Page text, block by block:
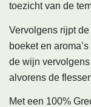
toezicht van de
Vervolgens rijpt
boeket en
de wijn
alvorens de
Met een 100%